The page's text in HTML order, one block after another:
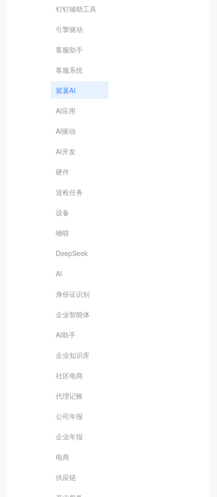
钉钉辅助工具
引擎驱动
客服助手
客服系统
紫薯AI
AI应用
AI驱动
AI开发
硬件
巡检任务
设备
物联
DeepSeek
AI
身份证识别
企业智能体
AI助手
企业知识库
社区电商
代理记账
公司年报
企业年报
电商
供应链